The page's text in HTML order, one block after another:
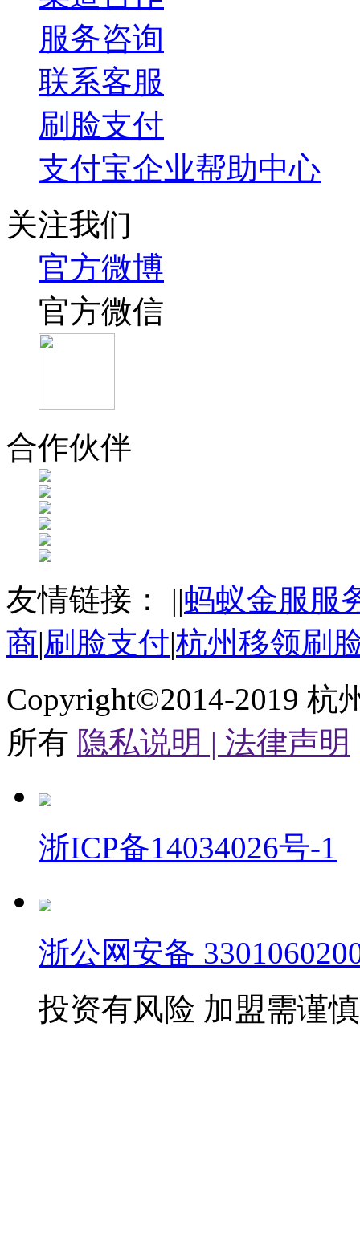
服务咨询
联系客服
刷脸支付
支付宝企业帮助中心
关注我们
官方微博
官方微信
合作伙伴
友情链接： ||蚂蚁金服服
商|刷脸支付|杭州移领刷
Copyright©2014-2019 杭
所有 隐私说明 | 法律声明
浙ICP备14034026号-1
浙公网安备
投资有风险 加盟需谨慎